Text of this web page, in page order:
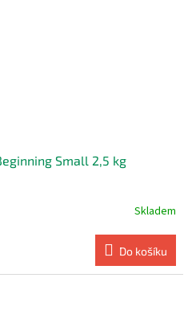
Small 2,5 kg
Skladem
Do košíku